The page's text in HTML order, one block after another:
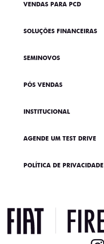
VENDAS PARA PCD
SOLUÇÕES FINANCEIRAS
SEMINOVOS
PÓS VENDAS
INSTITUCIONAL
AGENDE UM TEST DRIVE
POLÍTICA DE PRIVACIDADE